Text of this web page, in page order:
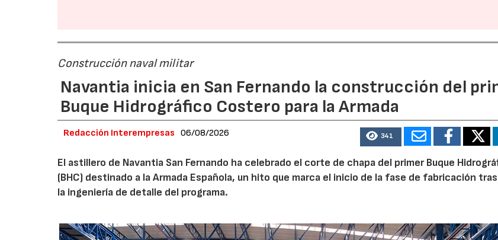
Construcción naval militar
Navantia inicia en San Fernando la construcción del
Buque Hidrográfico Costero para la Armada
Redacción Interempresas 06/08/2026 341
El astillero de Navantia San Fernando ha celebrado el corte de chapa del primer Buque
(BHC) destinado a la Armada Española, un hito que marca el inicio de la fase de fabricación
la ingeniería de detalle del programa.